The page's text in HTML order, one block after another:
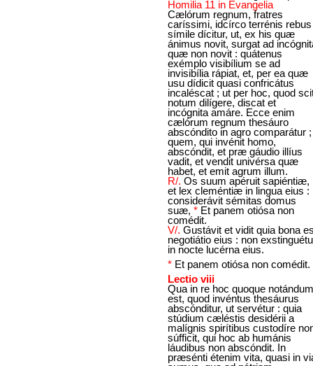
Homilia 11 in Evangelia
Cælórum regnum, fratres
caríssimi, idcírco terrénis rebus
símile dícitur, ut, ex his quæ
ánimus novit, surgat ad
quæ non novit : quátenus
exémplo visibílium se ad
invisibília rápiat, et, per ea quæ
usu dídicit quasi confricátus
incaléscat ; ut per hoc, quod
notum dilígere, discat et
incógnita amáre. Ecce enim
cælórum regnum thesáuro
abscóndito in agro comparátur ;
quem, qui invénit homo,
abscóndit, et præ gáudio illíus
vadit, et vendit univérsa quæ
habet, et emit agrum illum.
R/. Os suum apéruit sapiéntiæ,
et lex cleméntiæ in lingua eius :
considerávit sémitas domus
suæ, * Et panem otiósa non
comédit.
V/. Gustávit et vidit quia bona
negotiátio eius : non
in nocte lucérna eius.
* Et panem otiósa non comédit.
Lectio viii
Qua in re hoc quoque notándum
est, quod invéntus thesáurus
abscónditur, ut servétur : quia
stúdium cæléstis desidérii a
malígnis spirítibus custodíre
súfficit, qui hoc ab humánis
láudibus non abscóndit. In
præsénti étenim vita, quasi in